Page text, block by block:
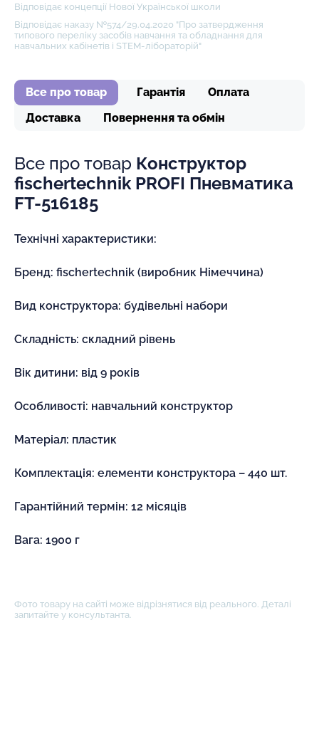
Відповідає концепції Нової Української школи
Відповідає наказу №574/29.04.2020 "Про затвердження
типового переліку засобів навчання та обладнання для
навчальних кабінетів і STEM-лібораторій"
Все про товар Гарантія
Оплата
Доставка
Повернення та обмін
Все про товар Конструктор
fischertechnik PROFI Пневматика
FT-516185
Технічні характеристики:
Бренд: fischertechnik (виробник Німеччина)
Вид конструктора: будівельні набори
Складність: складний рівень
Вік дитини: від 9 років
Особливості: навчальний конструктор
Матеріал: пластик
Комплектація: елементи конструктора – 440 шт.
Гарантійний термін: 12 місяців
Вага: 1900 г
Фото товару на сайті може відрізнятися від реального. Деталі
запитайте у консультанта.